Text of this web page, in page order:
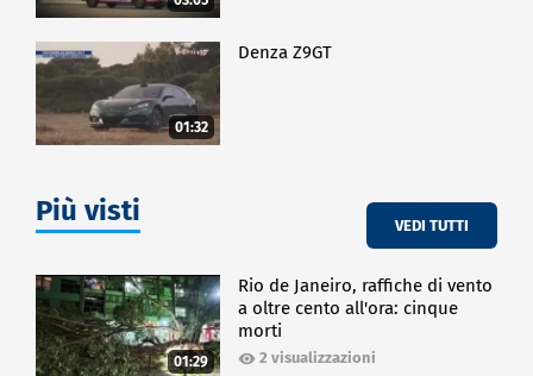
01:32
Denza Z9GT
Più visti VEDI TUTTI
01:29
Rio de Janeiro, raffiche di vento
a oltre cento all'ora: cinque
morti
2 visualizzazioni